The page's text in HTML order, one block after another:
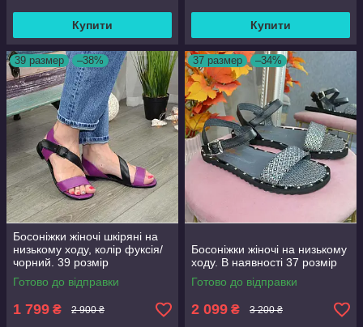
Купити Купити
39 размер –38%
Босоніжки жіночі шкіряні на
низькому ходу, колір фуксія/
чорний. 39 розмір
Готово до відправки
1 799 ₴ 2 900 ₴
37 размер –34%
Босоніжки жіночі на низькому
ходу. В наявності 37 розмір
Готово до відправки
2 099 ₴ 3 200 ₴